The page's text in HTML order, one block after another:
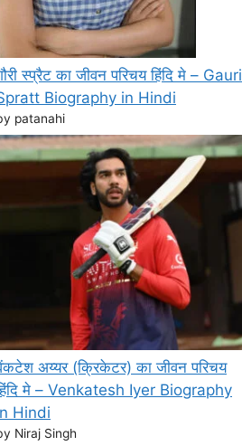
स्प्रैट का जीवन परिचय हिंदि मे – Gauri
Biography in Hindi
patanahi
अय्यर (क्रिकेटर) का जीवन परिचय
मे – Venkatesh Iyer Biography
Hindi
Niraj Singh